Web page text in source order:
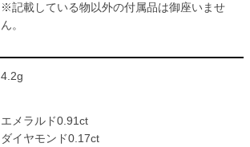
※記載している物以外の付属品は御座いませ
ん。
4.2g
エメラルド0.91ct
ダイヤモンド0.17ct